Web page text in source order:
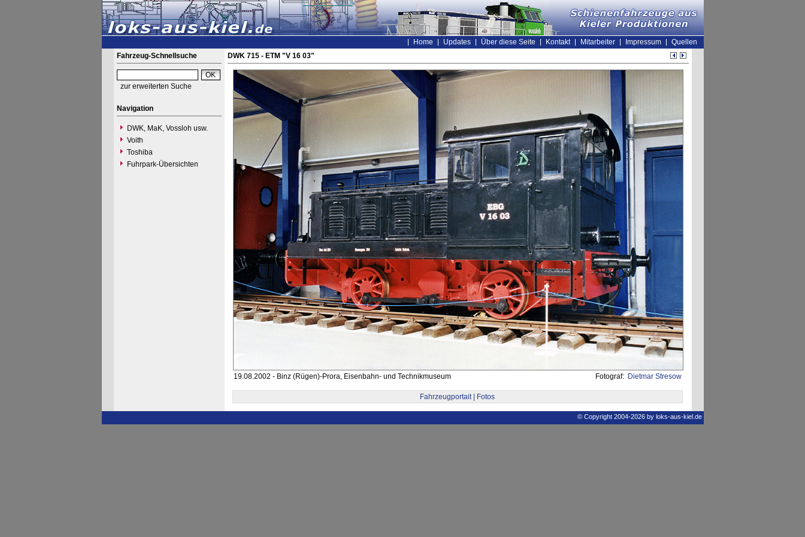
Home Updates Über diese Seite Kontakt Mitarbeiter Impressum
Quellen
Fahrzeug-Schnellsuche
zur erweiterten Suche
Navigation
DWK, MaK, Vossloh usw.
Voith
Toshiba
Fuhrpark-Übersichten
DWK 715 - ETM "V 16 03"
19.08.2002 - Binz (Rügen)-Prora, Eisenbahn- und Technikmuseum Fotograf: Dietmar Stresow
Fahrzeugportait | Fotos
© Copyright 2004-2026 by loks-aus-kiel.de